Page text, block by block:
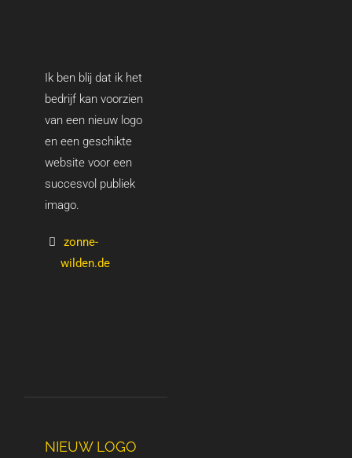
Ik ben blij dat ik het
bedrijf kan voorzien
van een nieuw logo
en een geschikte
website voor een
succesvol publiek
imago.
zonne-
wilden.de
NIEUW LOGO